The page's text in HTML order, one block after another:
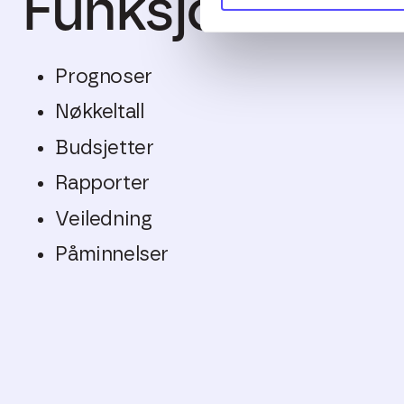
Prognoser
Nøkkeltall
Budsjetter
Rapporter
Veiledning
Påminnelser